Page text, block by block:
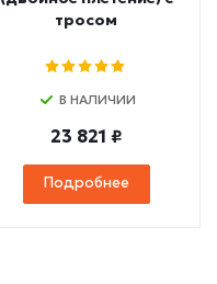
тросом
В НАЛИЧИИ
23 821 ₽
Подробнее